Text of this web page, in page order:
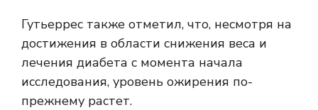
Гутьеррес также отметил, что, несмотря на
достижения в области снижения веса и
лечения диабета с момента начала
исследования, уровень ожирения по-
прежнему растет.